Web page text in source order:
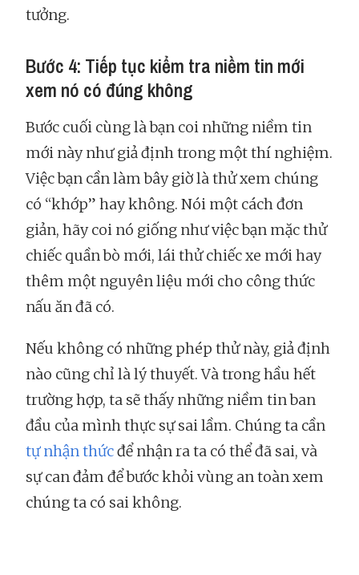
tưởng.
Bước 4: Tiếp tục kiểm tra niềm tin mới
xem nó có đúng không
Bước cuối cùng là bạn coi những niềm tin
mới này như giả định trong một thí nghiệm.
Việc bạn cần làm bây giờ là thử xem chúng
có “khớp” hay không. Nói một cách đơn
giản, hãy coi nó giống như việc bạn mặc thử
chiếc quần bò mới, lái thử chiếc xe mới hay
thêm một nguyên liệu mới cho công thức
nấu ăn đã có.
Nếu không có những phép thử này, giả định
nào cũng chỉ là lý thuyết. Và trong hầu hết
trường hợp, ta sẽ thấy những niềm tin ban
đầu của mình thực sự sai lầm. Chúng ta cần
tự nhận thứcđể nhận ra ta có thể đã sai, và
sự can đảm để bước khỏi vùng an toàn xem
chúng ta có sai không.